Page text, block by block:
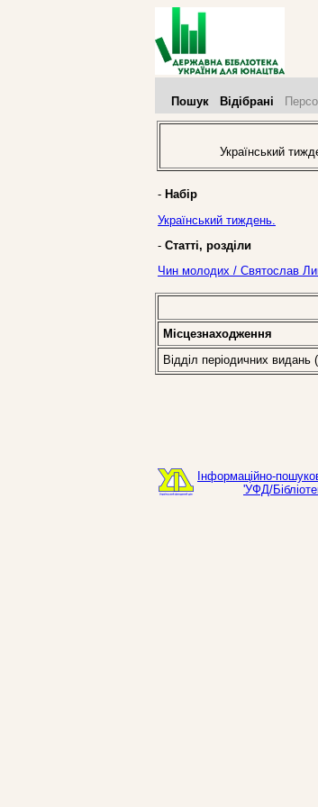
Пошук Відібрані
Український
- Набір
Український тиждень.
- Статті, розділи
Чин молодих / Святослав
Місцезнаходження
Відділ періодичних видань
Інформаційно-
'УФД/